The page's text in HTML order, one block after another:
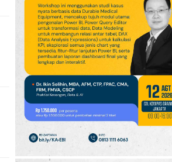
Link dan Syarat
Dokumen Pendaftaran
Pandang Istana untuk
Ikut Upacara HUT Ke-81
RI
10 Sejarah Hari
Keantariksaan Nasional
Setiap 6 Agustus dan
Cara Merayakannya